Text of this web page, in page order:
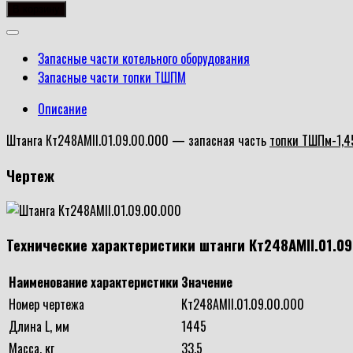
товара
Запасные части котельного оборудования
Запасные части топки ТШПМ
Описание
Штанга Кт248АМII.01.09.00.000 — запасная часть топки ТШПм-
Чертеж
Технические характеристики штанги
Наименование характеристики Значение
Номер чертежа
Кт248АМII.01.09.00.000
Длина L, мм
1445
Масса, кг
33,5